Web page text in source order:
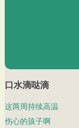
口水滴哒滴
这两周持续高温
伤心的孩子啊